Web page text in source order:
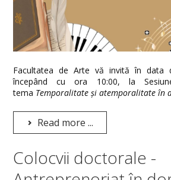
Facultatea de Arte vă invită în data
începând cu ora 10:00, la
tema Temporalitate și atemporalitate în
Read more ...
Colocvii doctorale -